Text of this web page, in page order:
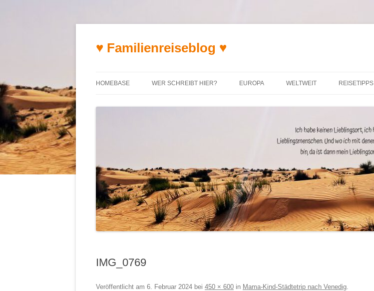
♥ Familienreiseblog ♥
HOMEBASE WER SCHREIBT HIER? EUROPA WELTWEIT REISETIPPS
IMG_0769
Veröffentlicht am 6. Februar 2024 bei 450 × 600 in Mama-Kind-Städtetrip nach Venedig.